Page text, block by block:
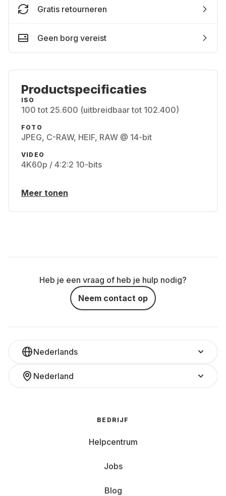
Gratis retourneren
Geen borg vereist
Productspecificaties
ISO
100 tot 25.600 (uitbreidbaar tot 102.400)
FOTO
JPEG, C-RAW, HEIF, RAW @ 14-bit
VIDEO
4K60p / 4:2:2 10-bits
Meer tonen
Heb je een vraag of heb je hulp nodig?
Neem contact op
Nederlands
Nederland
BEDRIJF
Helpcentrum
Jobs
Blog